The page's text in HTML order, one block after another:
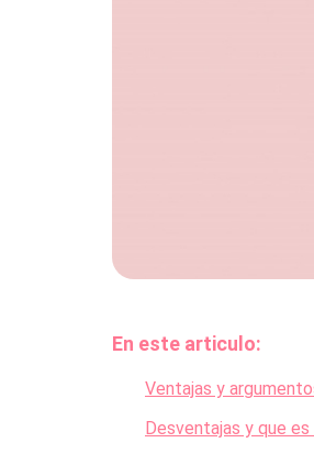
En este articulo:
Ventajas y
Desventajas y que